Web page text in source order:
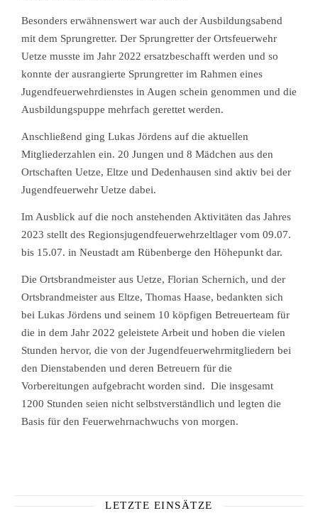
Besonders erwähnenswert war auch der Ausbildungsabend
mit dem Sprungretter. Der Sprungretter der Ortsfeuerwehr
Uetze musste im Jahr 2022 ersatzbeschafft werden und so
konnte der ausrangierte Sprungretter im Rahmen eines
Jugendfeuerwehrdienstes in Augen schein genommen und die
Ausbildungspuppe mehrfach gerettet werden.
Anschließend ging Lukas Jördens auf die aktuellen
Mitgliederzahlen ein. 20 Jungen und 8 Mädchen aus den
Ortschaften Uetze, Eltze und Dedenhausen sind aktiv bei der
Jugendfeuerwehr Uetze dabei.
Im Ausblick auf die noch anstehenden Aktivitäten das Jahres
2023 stellt des Regionsjugendfeuerwehrzeltlager vom 09.07.
bis 15.07. in Neustadt am Rübenberge den Höhepunkt dar.
Die Ortsbrandmeister aus Uetze, Florian Schernich, und der
Ortsbrandmeister aus Eltze, Thomas Haase, bedankten sich
bei Lukas Jördens und seinem 10 köpfigen Betreuerteam für
die in dem Jahr 2022 geleistete Arbeit und hoben die vielen
Stunden hervor, die von der Jugendfeuerwehrmitgliedern bei
den Dienstabenden und deren Betreuern für die
Vorbereitungen aufgebracht worden sind. Die insgesamt
1200 Stunden seien nicht selbstverständlich und legten die
Basis für den Feuerwehrnachwuchs von morgen.
LETZTE EINSÄTZE